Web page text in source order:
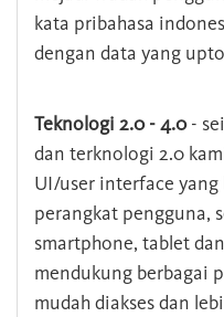
kata pribahasa
dengan data yang
Teknologi 2.0 - 4.0-
dan terknologi 2.0
UI/user interface yang
perangkat pengguna,
smartphone, tablet
mendukung berbagai
mudah diakses dan